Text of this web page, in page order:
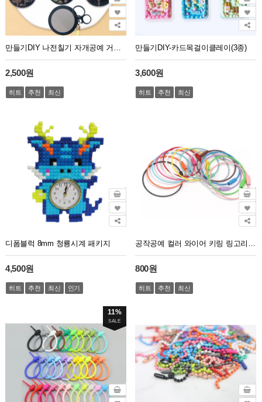
만들기DIY 나전칠기 자개공예 거울키링(6종)
2,500원
히트 추천 최신
만들기DIY-카드목걸이클레이(3종)
3,600원
히트 추천 최신
디폼블럭 8mm 청룡시계 패키지
4,500원
히트 추천 최신 인기
공작공예 컬러 와이어 키링 링고리 아일렛열쇠고리 색상랜덤(1봉지5개)
800원
히트 추천 최신
11%
SALE